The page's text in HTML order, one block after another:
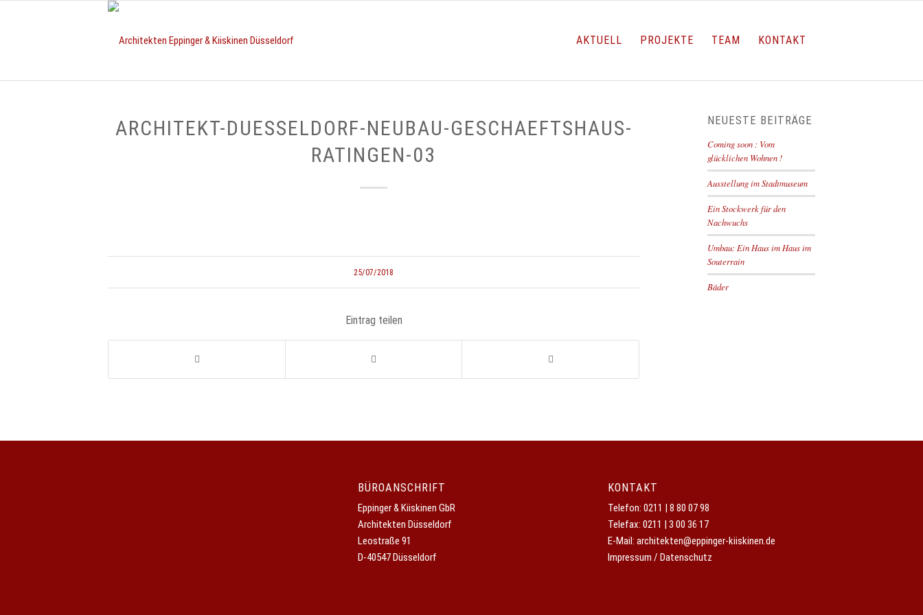
AKTUELL PROJEKTE TEAM KONTAKT
ARCHITEKT-DUESSELDORF-NEUBAU-GESCHAEFTSHAUS-
RATINGEN-03
25/07/2018
Eintrag teilen
NEUESTE BEITRÄGE
Coming soon : Vom
glücklichen Wohnen !
Ausstellung im Stadtmuseum
Ein Stockwerk für den
Nachwuchs
Umbau: Ein Haus im Haus im
Souterrain
Bäder
BÜROANSCHRIFT
Eppinger & Kiiskinen GbR
Architekten Düsseldorf
Leostraße 91
D-40547 Düsseldorf
KONTAKT
Telefon: 0211 | 8 80 07 98
Telefax: 0211 | 3 00 36 17
E-Mail: architekten@eppinger-kiiskinen.de
Impressum / Datenschutz